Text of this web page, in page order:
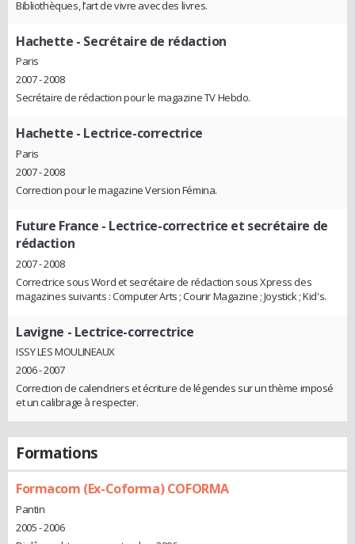
Bibliothèques, l’art de vivre avec des livres.
Hachette - Secrétaire de rédaction
Paris
2007 - 2008
Secrétaire de rédaction pour le magazine TV Hebdo.
Hachette - Lectrice-correctrice
Paris
2007 - 2008
Correction pour le magazine Version Fémina.
Future France - Lectrice-correctrice et secrétaire de
rédaction
2007 - 2008
Correctrice sous Word et secrétaire de rédaction sous Xpress des
magazines suivants : Computer Arts ; Courir Magazine ; Joystick ; Kid's.
Lavigne - Lectrice-correctrice
ISSY LES MOULINEAUX
2006 - 2007
Correction de calendriers et écriture de légendes sur un thème imposé
et un calibrage à respecter.
Formations
Formacom (Ex-Coforma) COFORMA
Pantin
2005 - 2006